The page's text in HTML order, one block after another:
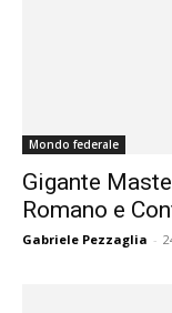
Mondo federale
Gigante
Romano e
Gabriele Pezzaglia -